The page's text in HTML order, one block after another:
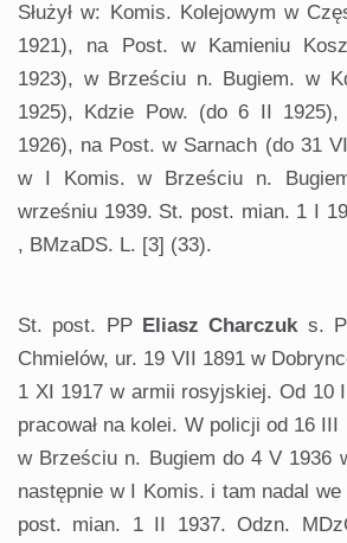
Służył w: Komis. Kolejowym w
1921), na Post. w Kamieniu
1923), w Brześciu n. Bugiem. w
1925), Kdzie Pow. (do 6 II
1926), na Post. w Sarnach (do 31
w I Komis. w Brześciu n.
wrześniu 1939. St. post. mian. 1 I
, BMzaDS. L. [3] (33).
St. post. PP Eliasz Charczuks.
Chmielów, ur. 19 VII 1891 w
1 XI 1917 w armii rosyjskiej. Od 10
pracował na kolei. W policji od 16 III
w Brześciu n. Bugiem do 4 V 1936
następnie w I Komis. i tam nadal
post. mian. 1 II 1937. Odzn.